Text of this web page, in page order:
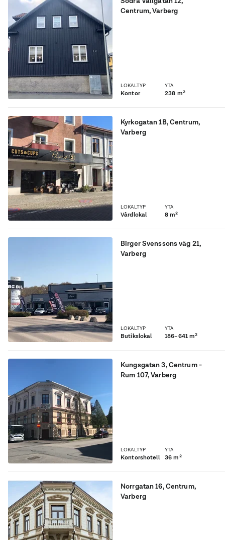
Centrum, Varberg
LOKALTYP
Kontor
YTA
238 m²
Kyrkogatan 1B,Centrum,
Varberg
LOKALTYP
Vårdlokal
YTA
8 m²
Birger Svenssons väg 21,
Varberg
LOKALTYP
Butikslokal
YTA
186–641 m²
Kungsgatan 3,Centrum -
Rum 107, Varberg
LOKALTYP
Kontorshotell
YTA
36 m²
Norrgatan 16,Centrum,
Varberg